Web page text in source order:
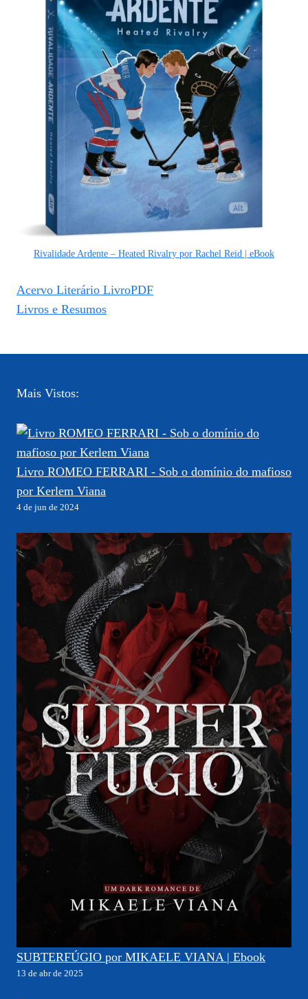
Rivalidade Ardente – Heated Rivalry por Rachel Reid | eBook
Acervo Literário LivroPDF
Livros e Resumos
Mais Vistos:
Livro ROMEO FERRARI - Sob o domínio do mafioso
por Kerlem Viana
4 de jun de 2024
SUBTERFÚGIO por MIKAELE VIANA | Ebook
13 de abr de 2025